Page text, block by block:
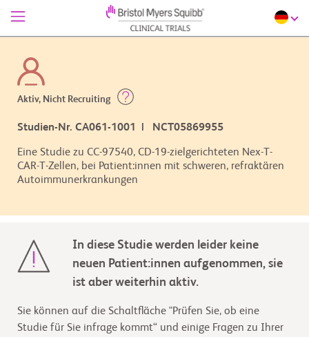
Aktiv, Nicht Recruiting
Studien-Nr. CA061-1001 | NCT05869955
Eine Studie zu CC-97540, CD-19-zielgerichteten Nex-T-
CAR-T-Zellen, bei Patient:innen mit schweren, refraktären
Autoimmunerkrankungen
In diese Studie werden leider keine
neuen Patient:innen aufgenommen, sie
ist aber weiterhin aktiv.
Sie können auf die Schaltfläche "Prüfen Sie, ob eine
Studie für Sie infrage kommt“ und einige Fragen zu Ihrer